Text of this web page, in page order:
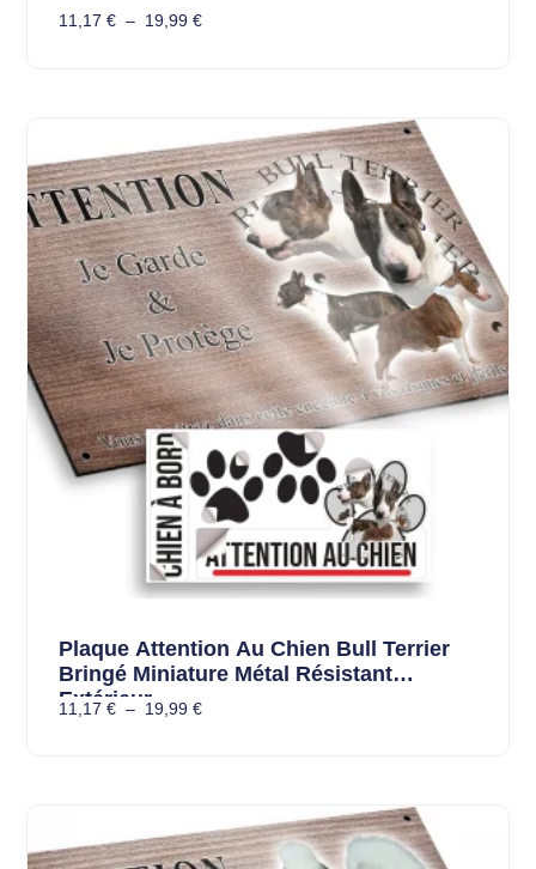
11,17 € – 19,99 €
Plaque Attention Au Chien Bull Terrier
Bringé Miniature Métal Résistant
Extérieur
11,17 € – 19,99 €